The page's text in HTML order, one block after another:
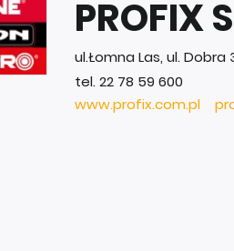
PROFIX
ul.Łomna Las, ul.
tel. 22 78 59 600
www.profix.com.pl